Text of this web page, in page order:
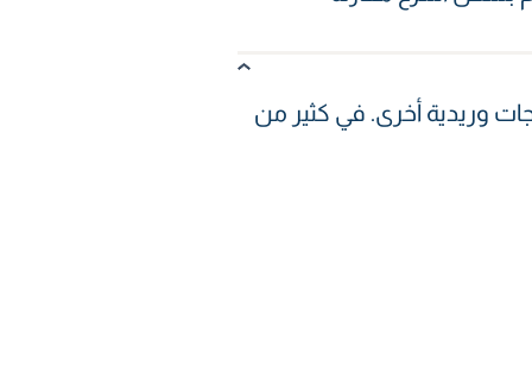
وريدية أخرى. في كثير من